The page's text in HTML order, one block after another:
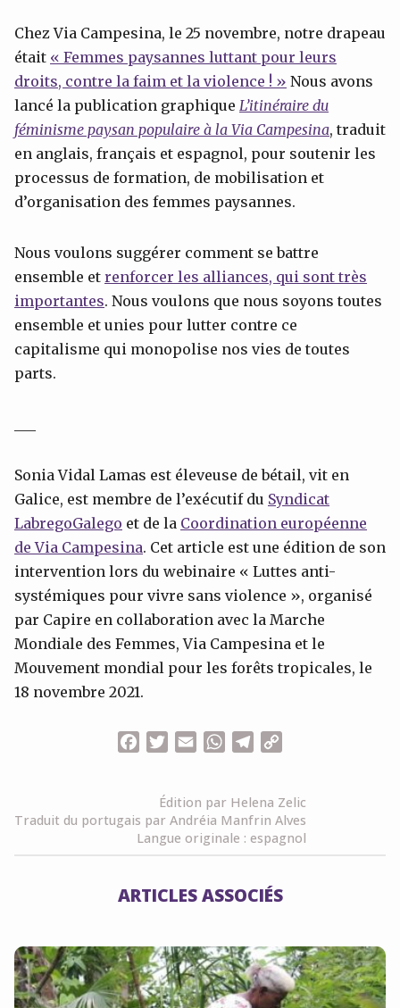
Chez Via Campesina, le 25 novembre, notre drapeau
était « Femmes paysannes luttant pour leurs
droits, contre la faim et la violence ! » Nous avons
lancé la publication graphique L’itinéraire du
féminisme paysan populaire à la Via Campesina, traduit
en anglais, français et espagnol, pour soutenir les
processus de formation, de mobilisation et
d’organisation des femmes paysannes.
Nous voulons suggérer comment se battre
ensemble et renforcer les alliances, qui sont très
importantes. Nous voulons que nous soyons toutes
ensemble et unies pour lutter contre ce
capitalisme qui monopolise nos vies de toutes
parts.
Sonia Vidal Lamas est éleveuse de bétail, vit en
Galice, est membre de l’exécutif du Syndicat
LabregoGalego et de la Coordination européenne
de Via Campesina. Cet article est une édition de son
intervention lors du webinaire « Luttes anti-
systémiques pour vivre sans violence », organisé
par Capire en collaboration avec la Marche
Mondiale des Femmes, Via Campesina et le
Mouvement mondial pour les forêts tropicales, le
18 novembre 2021.
FacebookTwitterEmailWhatsApp
Telegram
Édition par Helena Zelic
Traduit du portugais par Andréia Manfrin Alves
Langue originale : espagnol
ARTICLES ASSOCIÉS